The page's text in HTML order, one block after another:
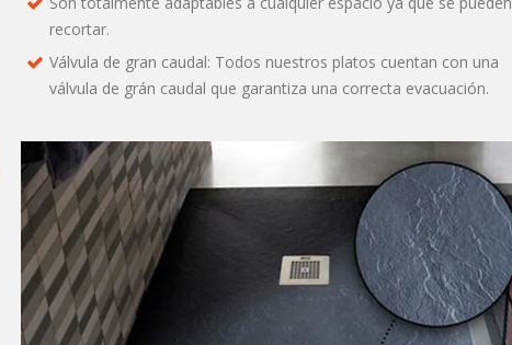
recortar.
Válvula de gran caudal: Todos nuestros platos cuentan con una
válvula de grán caudal que garantiza una correcta evacuación.